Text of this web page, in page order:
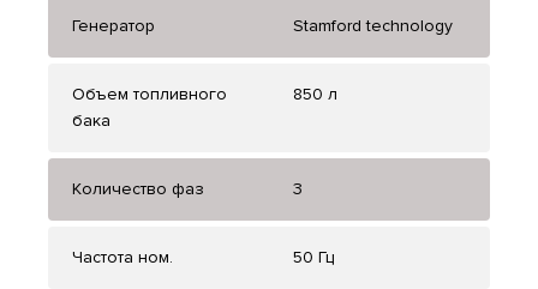
Генератор Stamford technology
Объем топливного
бака
850 л
Количество фаз 3
Частота ном. 50 Гц